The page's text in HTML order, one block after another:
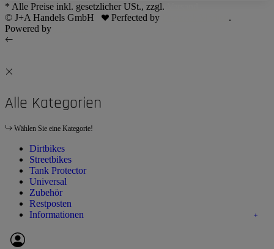
* Alle Preise inkl. gesetzlicher USt., zzgl.
© J+A Handels GmbH
Perfected by
.
Powered by
Alle Kategorien
Wählen Sie eine Kategorie!
Dirtbikes
Streetbikes
Tank Protector
Universal
Zubehör
Restposten
Informationen